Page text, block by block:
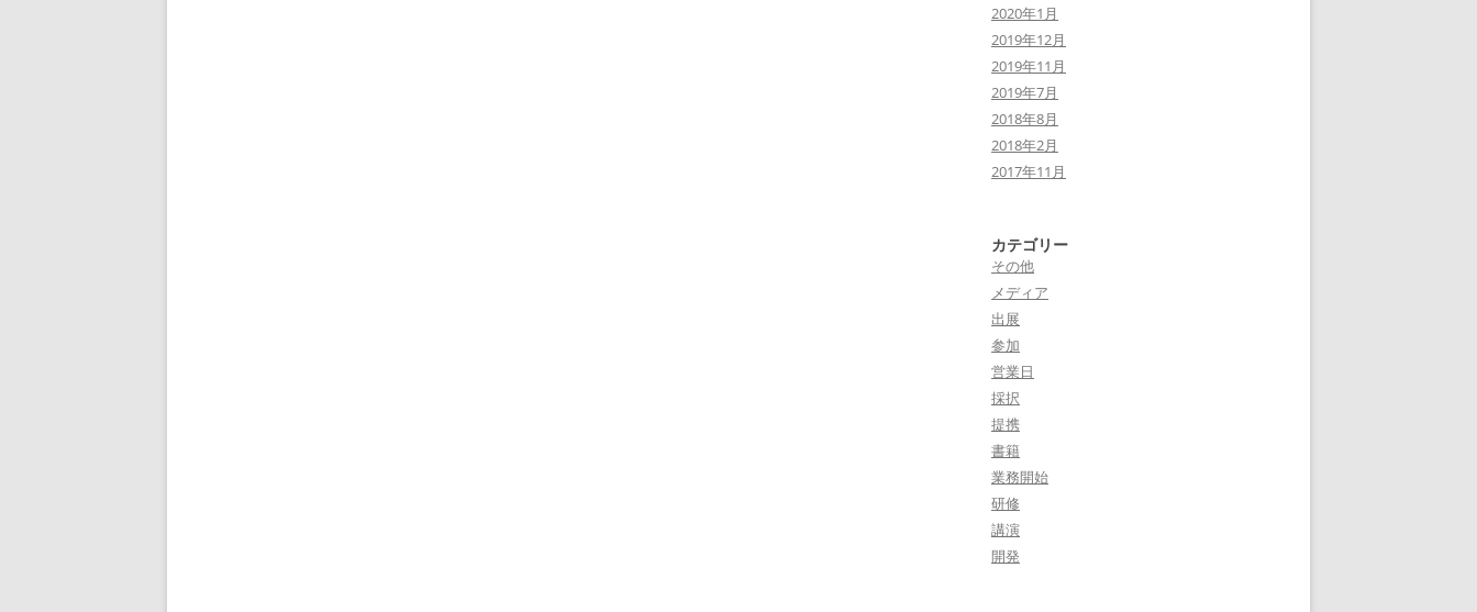
2020年1月
2019年12月
2019年11月
2019年7月
2018年8月
2018年2月
2017年11月
カテゴリー
その他
メディア
出展
参加
営業日
採択
提携
書籍
業務開始
研修
講演
開発